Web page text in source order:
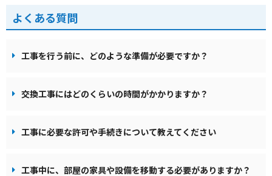
よくある質問
工事を行う前に、どのような準備が必要ですか？
交換工事にはどのくらいの時間がかかりますか？
工事に必要な許可や手続きについて教えてください
工事中に、部屋の家具や設備を移動する必要がありますか？